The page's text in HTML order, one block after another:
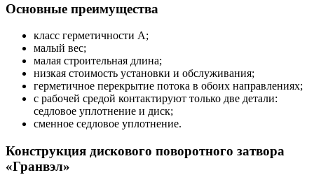
Основные преимущества
класс герметичности А;
малый вес;
малая строительная длина;
низкая стоимость установки и обслуживания;
герметичное перекрытие потока в обоих направлениях;
с рабочей средой контактируют только две детали:
седловое уплотнение и диск;
сменное седловое уплотнение.
Конструкция дискового поворотного затвора
«Гранвэл»